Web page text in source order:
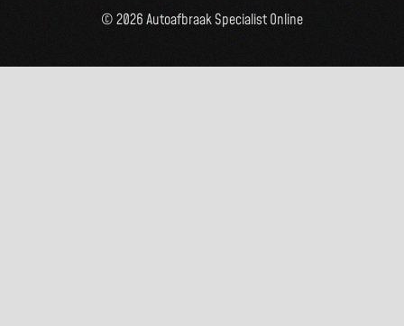
© 2026 Autoafbraak Specialist Online